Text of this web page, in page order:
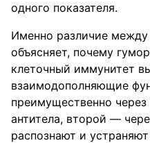
одного показателя.
Именно различие
объясняет, почему
клеточный иммунитет
взаимодополняющие
преимущественно
антитела, второй —
распознают и